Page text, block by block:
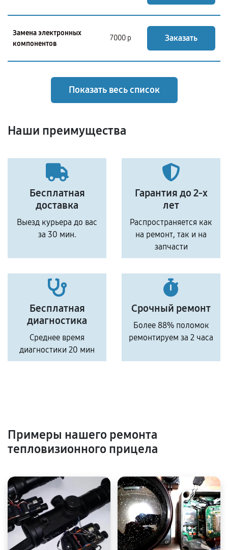
Замена электронных
компонентов
7000 р Заказать
Показать весь список
Наши преимущества
Бесплатная
доставка
Выезд курьера до вас
за 30 мин.
Гарантия до 2-х
лет
Распространяется как
на ремонт, так и на
запчасти
Бесплатная
диагностика
Среднее время
диагностики 20 мин
Срочный ремонт
Более 88% поломок
ремонтируем за 2 часа
Примеры нашего ремонта
тепловизионного прицела